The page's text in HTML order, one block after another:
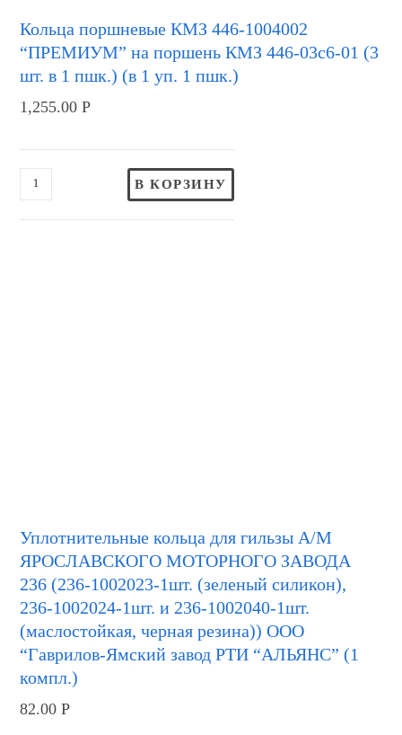
Кольца поршневые КМЗ 446-1004002
“ПРЕМИУМ” на поршень КМЗ 446-03с6-01 (3
шт. в 1 пшк.) (в 1 уп. 1 пшк.)
1,255.00Р
В КОРЗИНУ
Уплотнительные кольца для гильзы А/М
ЯРОСЛАВСКОГО МОТОРНОГО ЗАВОДА
236 (236-1002023-1шт. (зеленый силикон),
236-1002024-1шт. и 236-1002040-1шт.
(маслостойкая, черная резина)) ООО
“Гаврилов-Ямский завод РТИ “АЛЬЯНС” (1
компл.)
82.00Р